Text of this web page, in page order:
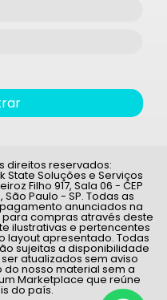
direitos reservados:
State Soluções e Serviços
Filho 917, Sala 06 - CEP
Paulo - SP. Todas as
anunciados na
compras através deste
ilustrativas e pertencentes
layout apresentado. Todas
sujeitas a disponibilidade
atualizados sem aviso
do nosso material sem a
Marketplace que reúne
do país.